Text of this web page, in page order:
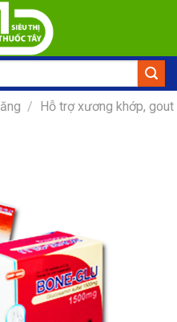
/ Hỗ trợ xương khớp, gout